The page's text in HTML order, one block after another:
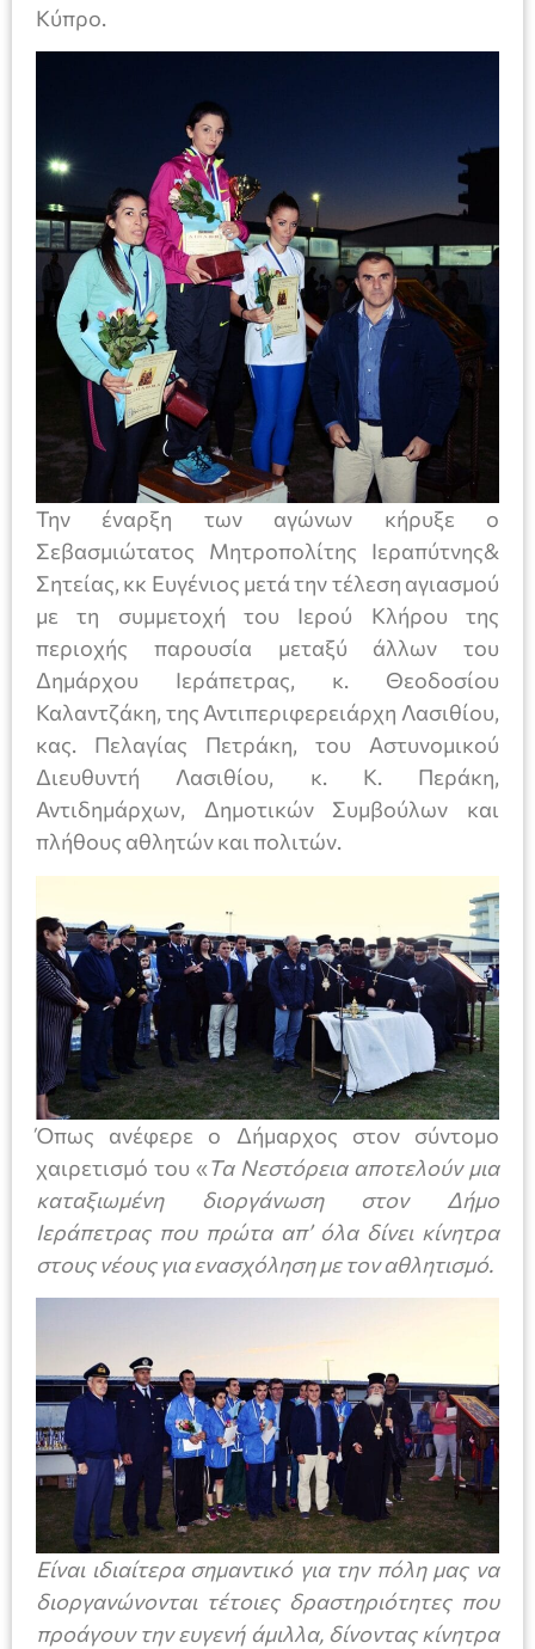
Κύπρο.
Την έναρξη των αγώνων κήρυξε ο
Σεβασμιώτατος Μητροπολίτης Ιεραπύτνης&
Σητείας, κκ Ευγένιος μετά την τέλεση αγιασμού
με τη συμμετοχή του Ιερού Κλήρου της
περιοχής παρουσία μεταξύ άλλων του
Δημάρχου Ιεράπετρας, κ. Θεοδοσίου
Καλαντζάκη, της Αντιπεριφερειάρχη Λασιθίου,
κας. Πελαγίας Πετράκη, του Αστυνομικού
Διευθυντή Λασιθίου, κ. Κ. Περάκη,
Αντιδημάρχων, Δημοτικών Συμβούλων και
πλήθους αθλητών και πολιτών.
Όπως ανέφερε ο Δήμαρχος στον σύντομο
χαιρετισμό του «Τα Νεστόρεια αποτελούν μια
καταξιωμένη διοργάνωση στον Δήμο
Ιεράπετρας που πρώτα απ’ όλα δίνει κίνητρα
στους νέους για ενασχόληση με τον αθλητισμό.
Είναι ιδιαίτερα σημαντικό για την πόλη μας να
διοργανώνονται τέτοιες δραστηριότητες που
προάγουν την ευγενή άμιλλα, δίνοντας κίνητρα